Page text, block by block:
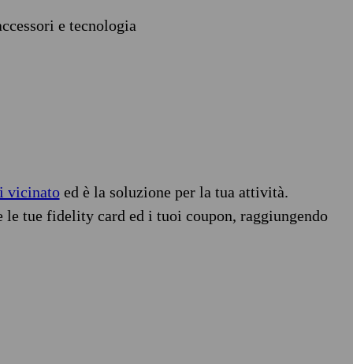
e tecnologia
vicinatoed è la soluzione per la tua attività.
tue fidelity card ed i tuoi coupon, raggiungendo